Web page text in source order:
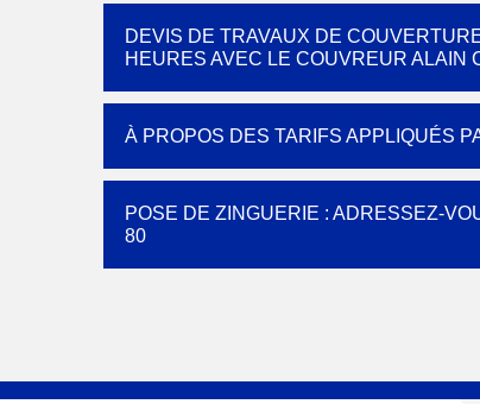
DEVIS DE TRAVAUX DE
HEURES AVEC LE COUVREUR ALAIN
À PROPOS DES TARIFS APPLIQUÉS
POSE DE ZINGUERIE : ADRESSEZ-
80